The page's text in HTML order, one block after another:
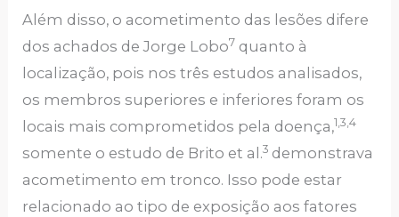
Além disso, o acometimento das lesões difere
dos achados de Jorge Lobo7 quanto à
localização, pois nos três estudos analisados,
os membros superiores e inferiores foram os
locais mais comprometidos pela doença,1,3,4
somente o estudo de Brito et al.3 demonstrava
acometimento em tronco. Isso pode estar
relacionado ao tipo de exposição aos fatores